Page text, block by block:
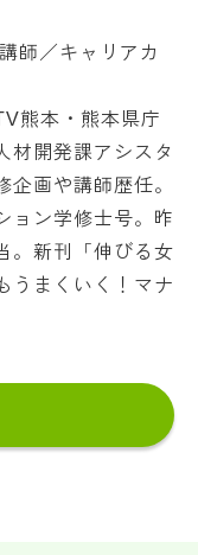
師／キャリアカ
熊本・熊本県庁
材開発課アシスタ
企画や講師歴任。
ョン学修士号。昨
。新刊「伸びる女
うまくいく！マナ